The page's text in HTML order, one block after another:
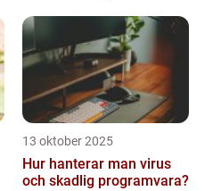
13 oktober 2025
Hur hanterar man virus
och skadlig programvara?